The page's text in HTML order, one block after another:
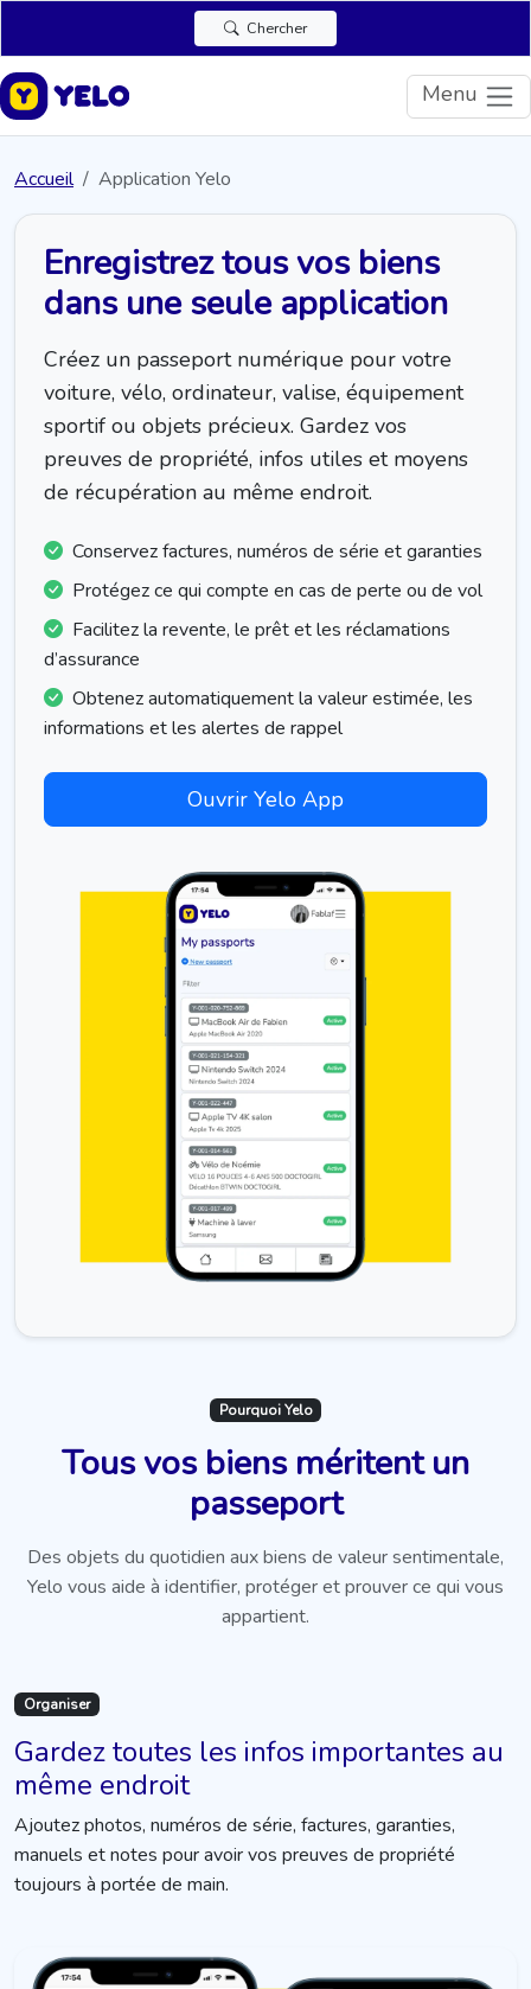
Chercher
Menu
Accueil Application Yelo
Enregistrez tous vos biens
dans une seule application
Créez un passeport numérique pour votre
voiture, vélo, ordinateur, valise, équipement
sportif ou objets précieux. Gardez vos
preuves de propriété, infos utiles et moyens
de récupération au même endroit.
Conservez factures, numéros de série et garanties
Protégez ce qui compte en cas de perte ou de vol
Facilitez la revente, le prêt et les réclamations
d’assurance
Obtenez automatiquement la valeur estimée, les
informations et les alertes de rappel
Ouvrir Yelo App
Pourquoi Yelo
Tous vos biens méritent un
passeport
Des objets du quotidien aux biens de valeur sentimentale,
Yelo vous aide à identifier, protéger et prouver ce qui vous
appartient.
Organiser
Gardez toutes les infos importantes au
même endroit
Ajoutez photos, numéros de série, factures, garanties,
manuels et notes pour avoir vos preuves de propriété
toujours à portée de main.